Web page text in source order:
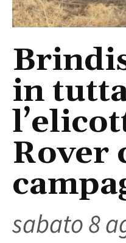
in
Rover
sabato 8